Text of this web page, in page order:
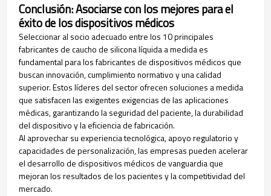
Conclusión: Asociarse con los mejores para el
éxito de los dispositivos médicos
Seleccionar al socio adecuado entre los 10 principales
fabricantes de caucho de silicona líquida a medida es
fundamental para los fabricantes de dispositivos médicos que
buscan innovación, cumplimiento normativo y una calidad
superior. Estos líderes del sector ofrecen soluciones a medida
que satisfacen las exigentes exigencias de las aplicaciones
médicas, garantizando la seguridad del paciente, la durabilidad
del dispositivo y la eficiencia de fabricación.
Al aprovechar su experiencia tecnológica, apoyo regulatorio y
capacidades de personalización, las empresas pueden acelerar
el desarrollo de dispositivos médicos de vanguardia que
mejoran los resultados de los pacientes y la competitividad del
mercado.